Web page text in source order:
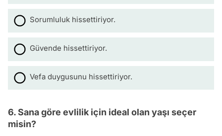
Sorumluluk hissettiriyor.
Güvende hissettiriyor.
Vefa duygusunu hissettiriyor.
6. Sana göre evlilik için ideal olan yaşı seçer
misin?